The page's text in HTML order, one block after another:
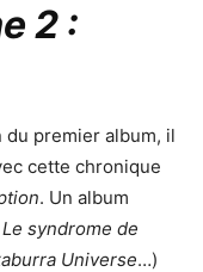
2 :
premier album, il
cette chronique
. Un album
syndrome de
Universe…)